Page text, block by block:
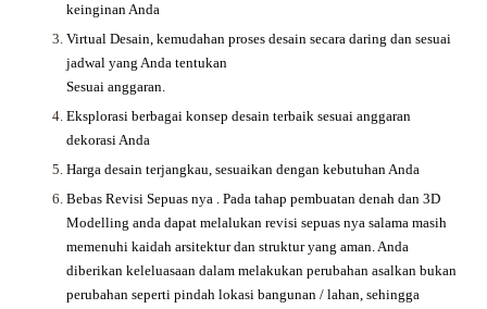
keinginan Anda
Virtual Desain, kemudahan proses desain secara daring dan sesuai
jadwal yang Anda tentukan
Sesuai anggaran.
Eksplorasi berbagai konsep desain terbaik sesuai anggaran
dekorasi Anda
Harga desain terjangkau, sesuaikan dengan kebutuhan Anda
Bebas Revisi Sepuas nya .Pada tahap pembuatan denah dan 3D
Modelling anda dapat melalukan revisi sepuas nya salama masih
memenuhi kaidah arsitektur dan struktur yang aman. Anda
diberikan keleluasaan dalam melakukan perubahan asalkan bukan
perubahan seperti pindah lokasi bangunan / lahan, sehingga